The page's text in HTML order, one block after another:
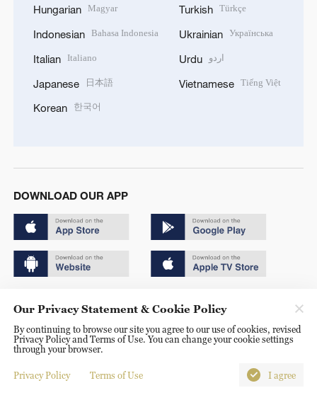
Hungarian Magyar
Indonesian Bahasa Indonesia
Italian Italiano
Japanese 日本語
Korean 한국어
Turkish Türkçe
Ukrainian Українська
Urdu اردو
Vietnamese Tiếng Việt
DOWNLOAD OUR APP
京ICP备20000184号
京公网安备 11010502050052号
Disinformation report hotline: 010-85061466
Our Privacy Statement & Cookie Policy
By continuing to browse our site you agree to our use of cookies, revised
Privacy Policy and Terms of Use. You can change your cookie settings
through your browser.
Privacy Policy Terms of Use I agree